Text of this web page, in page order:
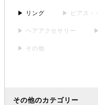
▶ リング ▶ ピアス・
▶ ヘアアクセサリー
▶ その他
その他のカテゴリー